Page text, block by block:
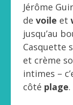
Jérôme
devoile et
jusqu’au
Casquette
et crème
intimes –
côté plage.